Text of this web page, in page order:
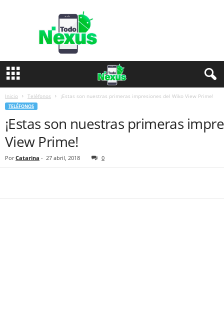
e
Inicio Teléfonos ¡Estas son nuestras primeras impresiones del Wiko View Prime!
TELÉFONOS
¡Estas son nuestras primeras
View Prime!
Por Catarina - 27 abril, 2018 0